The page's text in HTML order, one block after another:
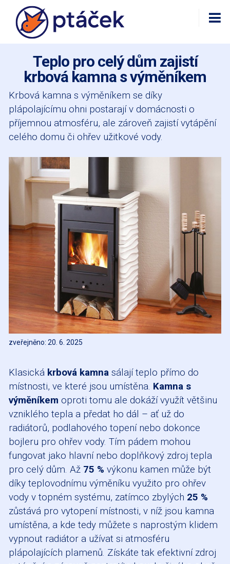
Teplo pro celý dům zajistí
krbová kamna s výměníkem
Krbová kamna s výměníkem se díky
plápolajícímu ohni postarají v domácnosti o
příjemnou atmosféru, ale zároveň zajistí vytápění
celého domu či ohřev užitkové vody.
zveřejněno: 20. 6. 2025
Klasická krbová kamna sálají teplo přímo do
místnosti, ve které jsou umístěna. Kamna s
výměníkem oproti tomu ale dokáží využít většinu
vzniklého tepla a předat ho dál – ať už do
radiátorů, podlahového topení nebo dokonce
bojleru pro ohřev vody. Tím pádem mohou
fungovat jako hlavní nebo doplňkový zdroj tepla
pro celý dům. Až 75 % výkonu kamen může být
díky teplovodnímu výměníku využito pro ohřev
vody v topném systému, zatímco zbylých 25 %
zůstává pro vytopení místnosti, v níž jsou kamna
umístěna, a kde tedy můžete s naprostým klidem
vypnout radiátor a užívat si atmosféru
plápolajících plamenů. Získáte tak efektivní zdroj